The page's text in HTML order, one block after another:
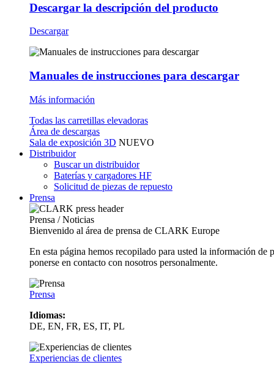
Descargar la descripción del producto
Descargar
Manuales de instrucciones para descargar
Más información
Todas las carretillas elevadoras
Área de descargas
Sala de exposición 3D NUEVO
Distribuidor
Buscar un distribuidor
Baterías y cargadores HF
Solicitud de piezas de repuesto
Prensa
Prensa / Noticias
Bienvenido al área de prensa de CLARK Europe
En esta página hemos recopilado para usted la información
ponerse en contacto con nosotros personalmente.
Prensa
Idiomas:
DE, EN, FR, ES, IT, PL
Experiencias de clientes